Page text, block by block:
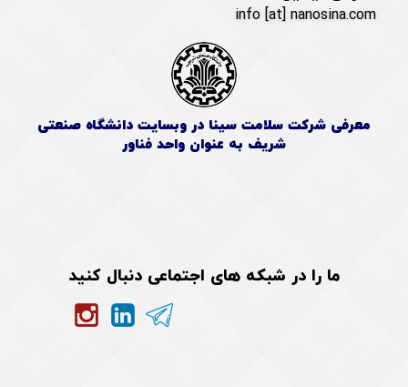
info [at] nanosina.com
معرفی شرکت سلامت سینا در وبسایت دانشگاه صنعتی
شریف به عنوان واحد فناور
ما را در شبکه های اجتماعی دنبال کنید